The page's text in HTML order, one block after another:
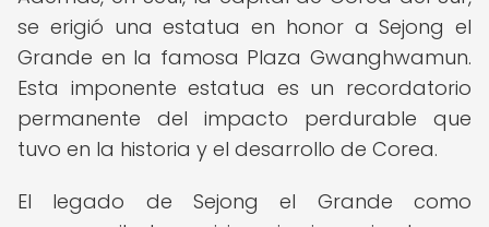
se erigió una estatua en honor a Sejong el
Grande en la famosa Plaza Gwanghwamun.
Esta imponente estatua es un recordatorio
permanente del impacto perdurable que
tuvo en la historia y el desarrollo de Corea.
El legado de Sejong el Grande como